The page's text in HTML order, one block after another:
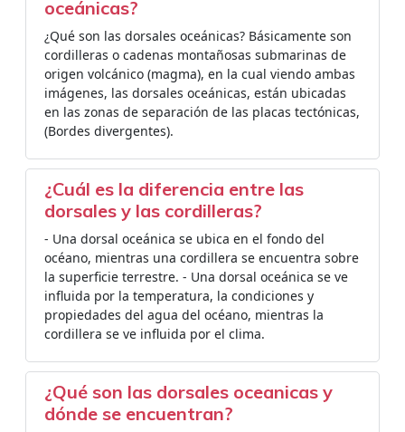
oceánicas?
¿Qué son las dorsales oceánicas? Básicamente son
cordilleras o cadenas montañosas submarinas de
origen volcánico (magma), en la cual viendo ambas
imágenes, las dorsales oceánicas, están ubicadas
en las zonas de separación de las placas tectónicas,
(Bordes divergentes).
¿Cuál es la diferencia entre las
dorsales y las cordilleras?
- Una dorsal oceánica se ubica en el fondo del
océano, mientras una cordillera se encuentra sobre
la superficie terrestre. - Una dorsal oceánica se ve
influida por la temperatura, la condiciones y
propiedades del agua del océano, mientras la
cordillera se ve influida por el clima.
¿Qué son las dorsales oceanicas y
dónde se encuentran?